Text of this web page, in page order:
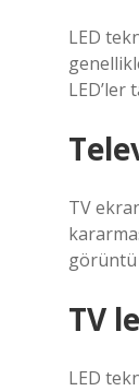
LED
TV
görüntü
TV
LED